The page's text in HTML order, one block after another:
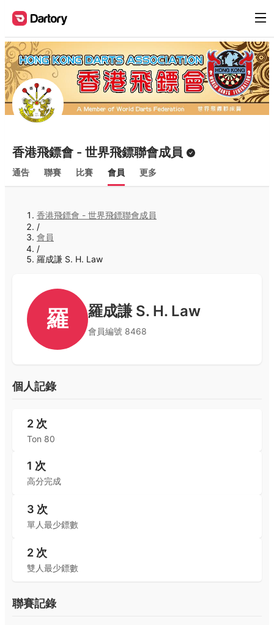
香港飛鏢會 - 世界飛鏢聯會成員
通告 聯賽 比賽 會員 更多
香港飛鏢會 - 世界飛鏢聯會成員
/
會員
/
羅成謙 S. H. Law
羅 羅成謙 S. H. Law
會員編號 8468
個人記錄
2 次
Ton 80
1 次
高分完成
3 次
單人最少鏢數
2 次
雙人最少鏢數
聯賽記錄